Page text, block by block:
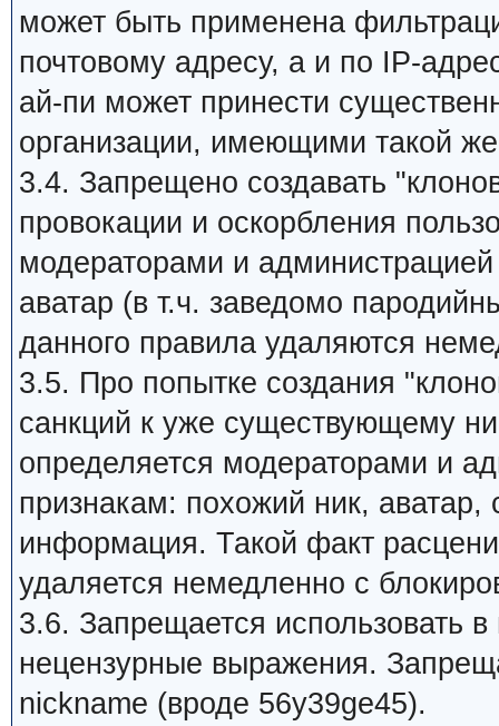
может быть применена
почтовому адресу, а и по IP-
ай-пи может принести
организации, имеющими такой
3.4. Запрещено создавать
провокации и оскорбления
модераторами и
аватар (в т.ч. заведомо
данного правила удаляются
3.5. Про попытке создания
санкций к уже существующему
определяется модераторами и
признакам: похожий ник, аватар,
информация. Такой факт
удаляется немедленно с
3.6. Запрещается использовать
нецензурные выражения.
nickname (вроде 56y39ge45).